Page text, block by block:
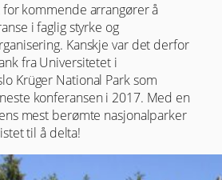
kommende arrangører å
i faglig styrke og
Kanskje var det derfor
fra Universitetet i
Krüger National Park som
konferansen i 2017. Med en
mest berømte nasjonalparker
til å delta!